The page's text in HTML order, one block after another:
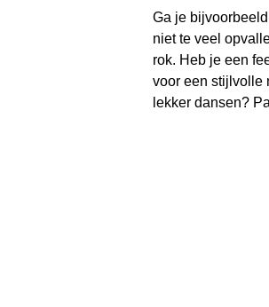
Ga je
niet te veel
rok. Heb je een
voor een stijlvolle
lekker dansen?